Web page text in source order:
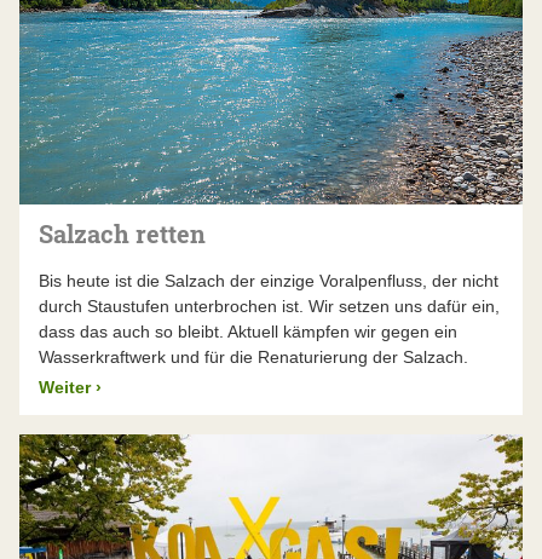
Salzach retten
Bis heute ist die Salzach der einzige Voralpenfluss, der nicht
durch Staustufen unterbrochen ist. Wir setzen uns dafür ein,
dass das auch so bleibt. Aktuell kämpfen wir gegen ein
Wasserkraftwerk und für die Renaturierung der Salzach.
Weiter ›